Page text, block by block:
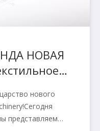
для
по всему
НОВАЯ
нового
представляем